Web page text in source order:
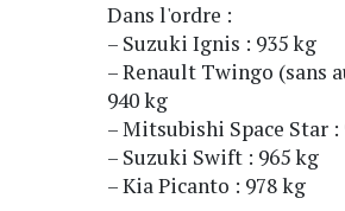
Dans l'ordre :
– Suzuki Ignis : 935 kg
– Renault Twingo (sans
940 kg
– Mitsubishi Space Star :
– Suzuki Swift : 965 kg
– Kia Picanto : 978 kg